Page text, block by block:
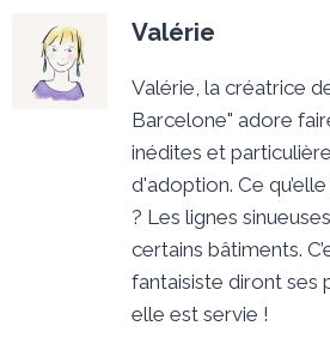
Valérie
Valérie, la créatrice
Barcelone" adore
inédites et
d'adoption. Ce
? Les lignes
certains bâtiments.
fantaisiste diront ses
elle est servie !